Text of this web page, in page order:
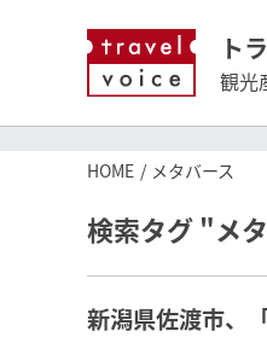
ト
観光
HOME メタバース
検索タグ "メ
新潟県佐渡市、